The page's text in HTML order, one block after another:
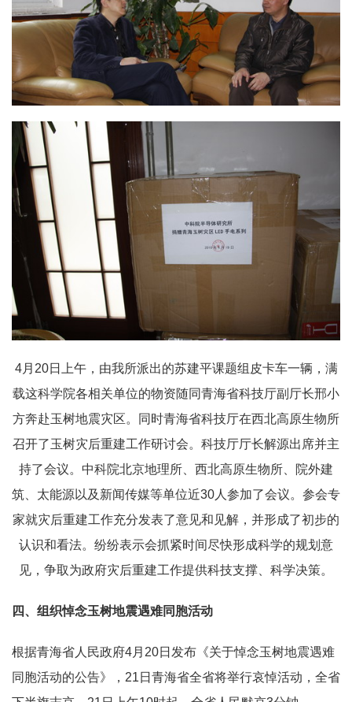
4月20日上午，由我所派出的苏建平课题组皮卡车一辆，满
载这科学院各相关单位的物资随同青海省科技厅副厅长邢小
方奔赴玉树地震灾区。同时青海省科技厅在西北高原生物所
召开了玉树灾后重建工作研讨会。科技厅厅长解源出席并主
持了会议。中科院北京地理所、西北高原生物所、院外建
筑、太能源以及新闻传媒等单位近30人参加了会议。参会专
家就灾后重建工作充分发表了意见和见解，并形成了初步的
认识和看法。纷纷表示会抓紧时间尽快形成科学的规划意
见，争取为政府灾后重建工作提供科技支撑、科学决策。
四、组织悼念玉树地震遇难同胞活动
根据青海省人民政府4月20日发布《关于悼念玉树地震遇难
同胞活动的公告》，21日青海省全省将举行哀悼活动，全省